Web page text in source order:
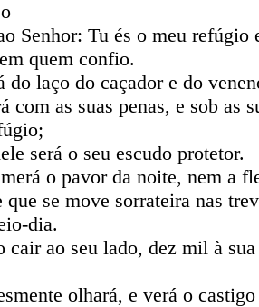
Senhor: Tu és o meu refúgio
quem confio.
do laço do caçador e do
com as suas penas, e sob as
será o seu escudo protetor.
o pavor da noite, nem a
que se move sorrateira nas
dia.
cair ao seu lado, dez mil à
olhará, e verá o